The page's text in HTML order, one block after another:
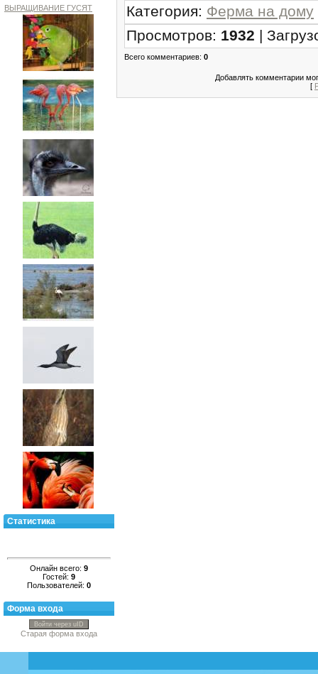
ВЫРАЩИВАНИЕ ГУСЯТ
Статистика
Онлайн всего: 9
Гостей: 9
Пользователей: 0
Форма входа
Войти через uID
Старая форма входа
Категория: Ферма на дому
Просмотров: 1932 |
Всего комментариев: 0
Добавлять комментарии
[